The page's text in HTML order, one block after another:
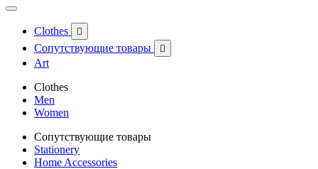
Clothes 
Сопутствующие товары 
Art
Clothes
Men
Women
Сопутствующие товары
Stationery
Home Accessories